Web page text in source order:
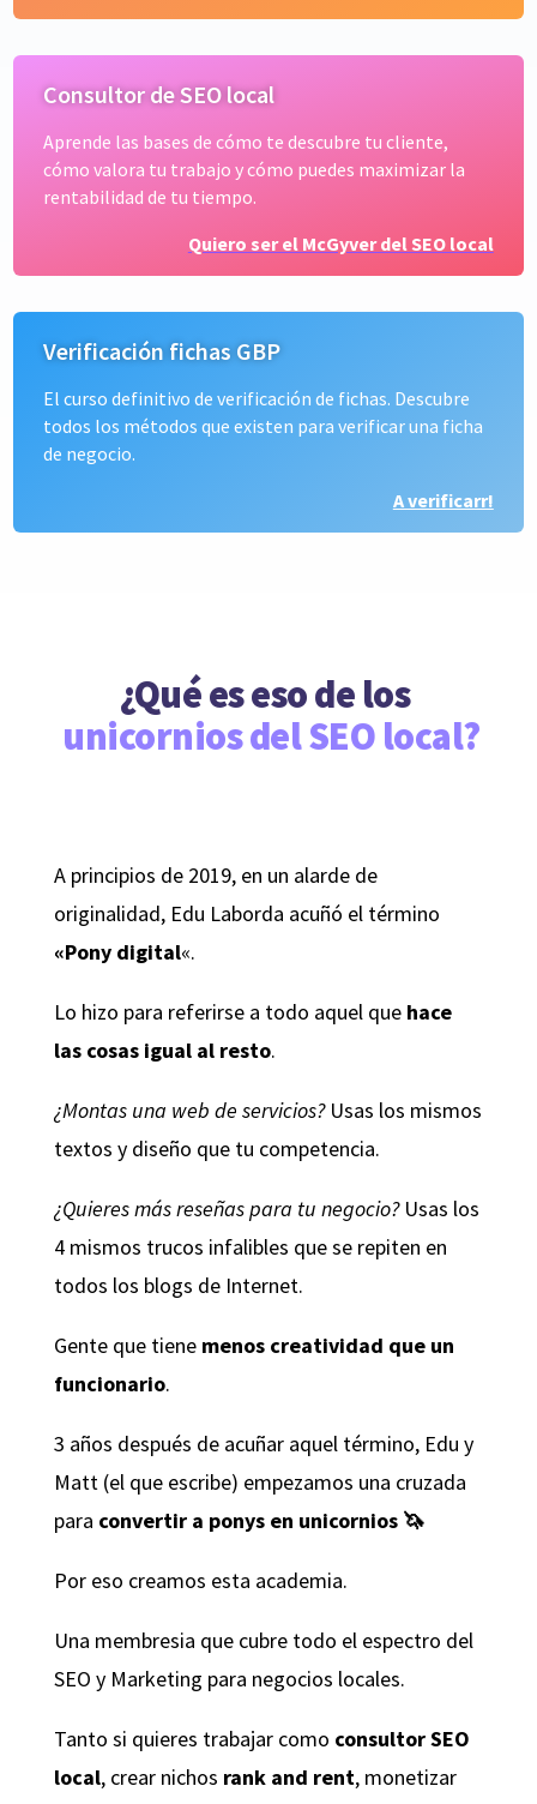
Consultor de SEO local
Aprende las bases de cómo te descubre tu cliente,
cómo valora tu trabajo y cómo puedes maximizar la
rentabilidad de tu tiempo.
Quiero ser el McGyver del SEO local
Verificación fichas GBP
El curso definitivo de verificación de fichas. Descubre
todos los métodos que existen para verificar una ficha
de negocio.
A verificarr!
¿Qué es eso de los
unicornios del SEO local?
A principios de 2019, en un alarde de
originalidad, Edu Laborda acuñó el término
«Pony digital«.
Lo hizo para referirse a todo aquel que hace
las cosas igual al resto.
¿Montas una web de servicios?Usas los mismos
textos y diseño que tu competencia.
¿Quieres más reseñas para tu negocio?Usas los
4 mismos trucos infalibles que se repiten en
todos los blogs de Internet.
Gente que tiene menos creatividad que un
funcionario.
3 años después de acuñar aquel término, Edu y
Matt (el que escribe) empezamos una cruzada
para convertir a ponys en unicornios 🦄
Por eso creamos esta academia.
Una membresia que cubre todo el espectro del
SEO y Marketing para negocios locales.
Tanto si quieres trabajar como consultor SEO
local, crear nichos rank and rent, monetizar